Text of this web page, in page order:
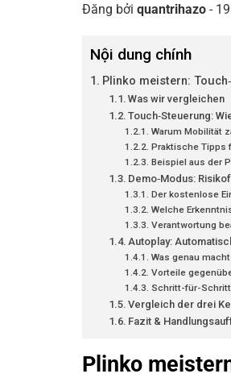
Đăng bởi quantrihazo -
Nội dung chính
Plinko meistern:
Was wir vergleichen
Touch‑Steuerung:
Warum Mobilität
Praktische Tipps
Beispiel aus der
Demo‑Modus:
Der kostenlose
Welche
Verantwortung
Autoplay:
Was genau
Vorteile
Schritt-für-
Vergleich der drei
Fazit &
Plinko